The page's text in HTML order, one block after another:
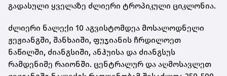
გადასული ყველაზე ძლიერი ტროპიკული ციკლონია.
ძლიერი ნალექი 10 აგვისტომდეა მოსალოდნელი
ჟეჟიანგში, შანხაიში, ფუჯიანის ჩრდილოეთ
ნაწილში, ძიანგსიში, ანჰუისა და ძიანგსუს
რამდენიმე რაიონში. ცენტრალურ და აღმოსავლეთ